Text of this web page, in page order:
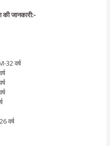
की जानकारी:-
32 वर्ष
वर्ष